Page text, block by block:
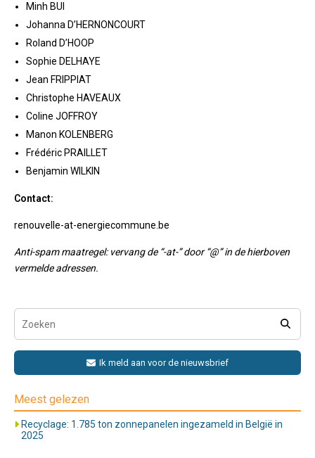
Minh BUI
Johanna D’HERNONCOURT
Roland D’HOOP
Sophie DELHAYE
Jean FRIPPIAT
Christophe HAVEAUX
Coline JOFFROY
Manon KOLENBERG
Frédéric PRAILLET
Benjamin WILKIN
Contact:
renouvelle-at-energiecommune.be
Anti-spam maatregel: vervang de “-at-” door “@” in de hierboven
vermelde adressen.
Ik meld aan voor de nieuwsbrief
Meest gelezen
Recyclage: 1.785 ton zonnepanelen ingezameld in België in
2025